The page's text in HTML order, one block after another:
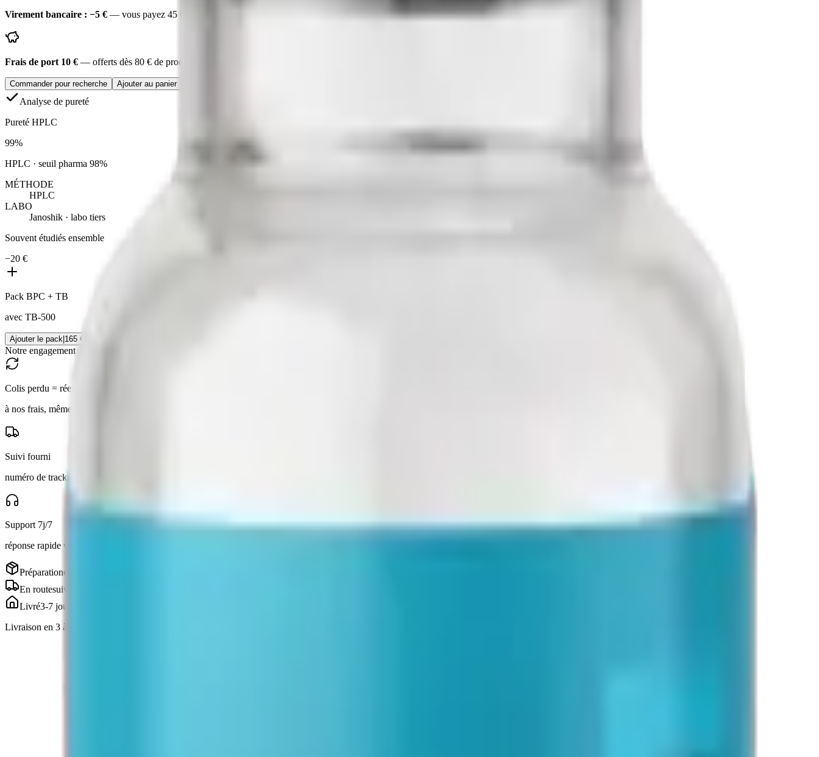
Virement bancaire : −5 € — vous payez 45 € — instructions par email, expédition dès réception
Frais de port 10 € — offerts dès 80 € de produits
Commander pour recherche Ajouter au panier
Analyse de pureté
Pureté HPLC
99%
HPLC · seuil pharma 98%
MÉTHODE
HPLC
LABO
Janoshik · labo tiers
Souvent étudiés ensemble
−20 €
Pack BPC + TB
avec TB-500
Ajouter le pack|165 €
Notre engagement
Colis perdu = réexpédié
à nos frais, même adresse
Suivi fourni
numéro de tracking par email
Support 7j/7
réponse rapide via Telegram
Préparationen cours
En routesuivi inclus
Livré3-7 jours
Livraison en 3 à 7 jours · suivi inclus, emballage discret